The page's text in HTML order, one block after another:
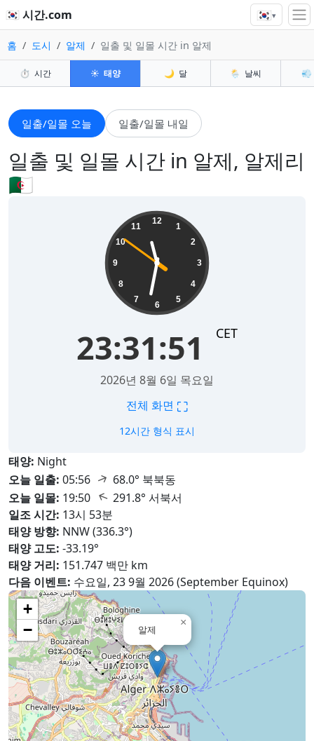
🇰🇷 시간.com 🇰🇷▾
홈 도시 알제 일출 및 일몰 시간 in 알제
⏱️ 시간 ☀️ 태양 🌙 달 🌦️ 날씨 💨
일출/일몰 오늘 일출/일몰 내일
일출 및 일몰 시간 in 알제, 알제리
🇩🇿
12
1
2
3
4
5
6
7
8
9
10
11
23:31:53 CET
2026년 8월 6일 목요일
전체 화면 ⛶
12시간 형식 표시
태양: Night
오늘 일출: 05:56 ↑ 68.0° 북북동
오늘 일몰: 19:50 ↑ 291.8° 서북서
일조 시간: 13시 53분
태양 방향: NNW (336.3°)
태양 고도: -33.19°
태양 거리: 151.747 백만 km
다음 이벤트: 수요일, 23 9월 2026 (September Equinox)
알제
×
+
−